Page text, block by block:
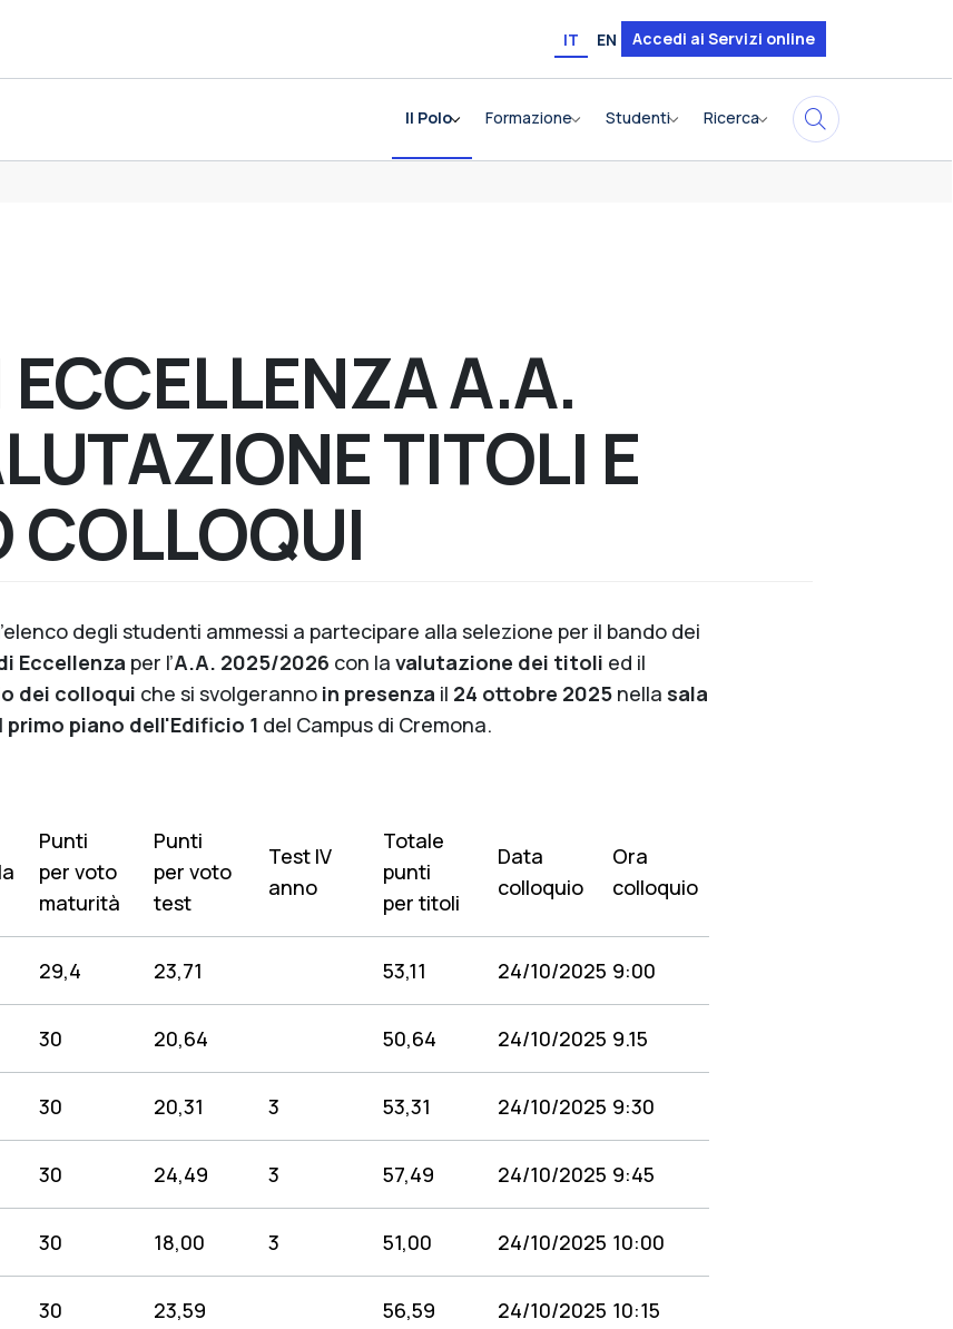
IT EN Accedi ai Servizi online
Il Polo Formazione Studenti Ricerca
A.A.
TITOLI E
COLLOQUI
degli studenti ammessi a partecipare alla selezione per il bando dei
Eccellenza per l’A.A. 2025/2026 con la valutazione dei titoli ed il
dei colloqui che si svolgeranno in presenza il 24 ottobre 2025 nella sala
primo piano dell'Edificio 1 del Campus di Cremona.
Punti
per voto
maturità
Punti
per voto
test
Test IV
anno
Totale
punti
per titoli
Data
colloquio
Ora
colloquio
29,4 23,71 53,11 24/10/2025 9:00
30 20,64 50,64 24/10/2025 9.15
30 20,31 3 53,31 24/10/2025 9:30
30 24,49 3 57,49 24/10/2025 9:45
30 18,00 3 51,00 24/10/2025 10:00
30 23,59 56,59 24/10/2025 10:15